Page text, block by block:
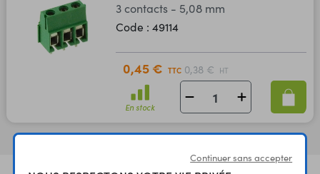
3 contacts - 5,08 mm
Code : 49114
0,45 € TTC 0,38 € HT
En stock
Continuer sans accepter